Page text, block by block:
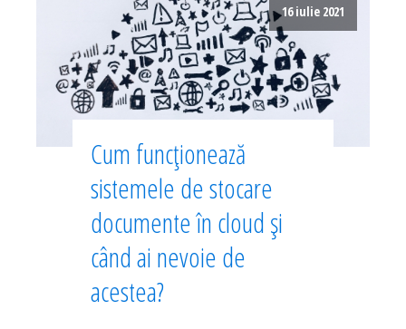
16 iulie 2021
Cum funcționează
sistemele de stocare
documente în cloud și
când ai nevoie de
acestea?